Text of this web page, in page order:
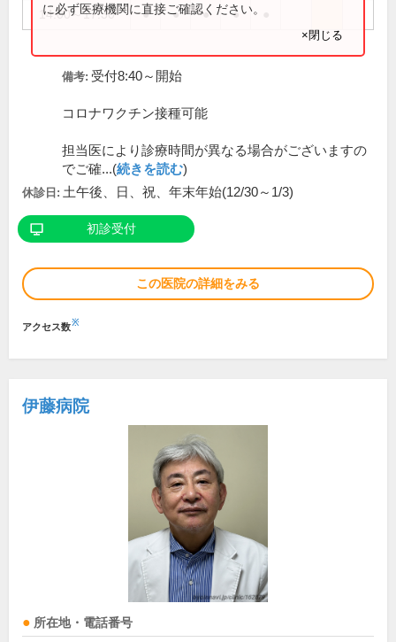
14:00～17:30 ● ● ● ●
に必ず医療機関に直接ご確認ください。
×閉じる
備考: 受付8:40～開始
コロナワクチン接種可能
担当医により診療時間が異なる場合がございますの
でご確...(続きを読む)
休診日: 土午後、日、祝、年末年始(12/30～1/3)
初診受付
この医院の詳細をみる
アクセス数※
伊藤病院
所在地・電話番号